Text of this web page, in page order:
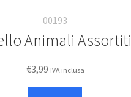
00193
Animali Assortiti
€3,99 IVA inclusa